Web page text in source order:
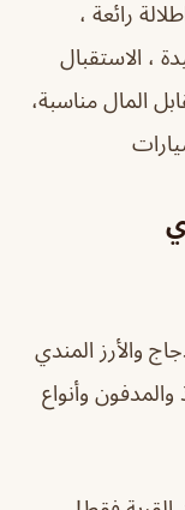
رائعة ،
، الاستقبال
المال مناسبة،
والأرز المندي
وأنواع